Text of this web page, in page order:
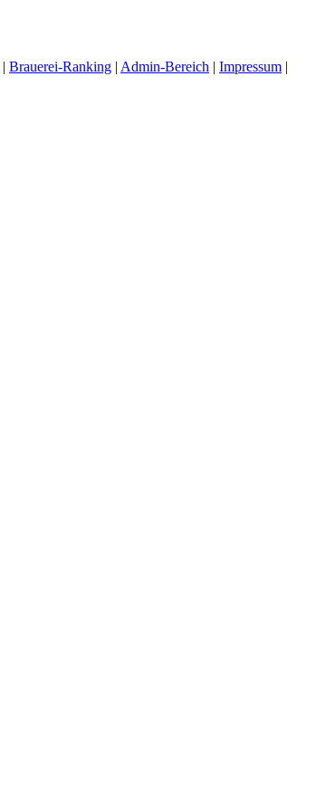
| Brauerei-Ranking | Admin-Bereich | Impressum |